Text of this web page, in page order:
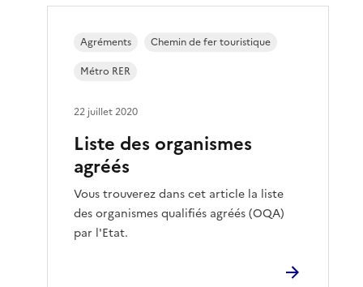
Liste des organismes
agréés
Vous trouverez dans cet article la liste
des organismes qualifiés agréés (OQA)
par l'Etat.
Agréments
Chemin de fer touristique
Métro RER
22 juillet 2020